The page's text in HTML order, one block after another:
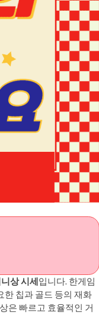
상 시세입니다. 한게임
한 칩과 골드 등의 재화
은 빠르고 효율적인 거